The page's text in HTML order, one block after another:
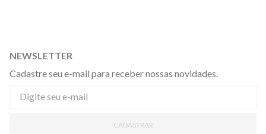
NEWSLETTER
Cadastre seu e-mail para receber nossas novidades.
CADASTRAR